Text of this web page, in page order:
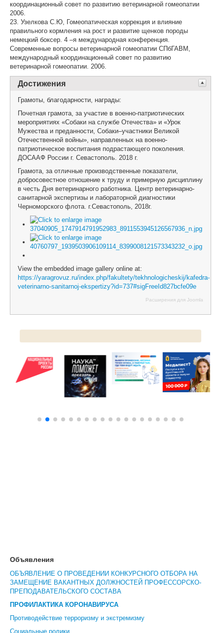
координационный совет по развитию ветеринарной гомеопатии
2006.
23. Узелкова С.Ю, Гомеопатическая коррекция и влияние
правильного кормления на рост и развитие щенков породы
немецкий боксер. 4 –я международная конференция.
Современные вопросы ветеринарной гомеопатии СПбГАВМ,
международный координационный совет по развитию
ветеринарной гомеопатии. 2006.
Достижения
Грамоты, благодарности, награды:
Почетная грамота, за участие в военно-патриотических
мероприятиях «Собаки на службе Отечества» и «Урок
Мужества и преданности, Собаки–участники Великой
Отечественной войны», направленных на военно-
патриотическое воспитания подрастающего поколения.
ДОСААФ России г. Севастополь. 2018 г.
Грамота, за отличные производственные показатели,
добросовестное отношение к труду и примерную дисциплину
в честь Дня ветеринарного работника. Центр ветеринарно-
санитарной экспертизы и лабораторной диагностики
Черноморского флота. г.Севастополь, 2018г.
View the embedded image gallery online at:
https://yaragrovuz.ru/index.php/fakultety/tekhnologicheskij/kafedra-
veterinarno-sanitarnoj-ekspertizy?id=737#sigFreeId827bcfe09e
Расширения для Joomla
Объявления
ОБЪЯВЛЕНИЕ О ПРОВЕДЕНИИ КОНКУРСНОГО ОТБОРА НА
ЗАМЕЩЕНИЕ ВАКАНТНЫХ ДОЛЖНОСТЕЙ ПРОФЕССОРСКО-
ПРЕПОДАВАТЕЛЬСКОГО СОСТАВА
ПРОФИЛАКТИКА КОРОНАВИРУСА
Противодействие терроризму и экстремизму
Социальные ролики